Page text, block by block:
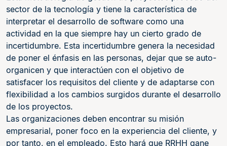
sector de la tecnología y tiene la característica de
interpretar el desarrollo de software como una
actividad en la que siempre hay un cierto grado de
incertidumbre. Esta incertidumbre genera la necesidad
de poner el énfasis en las personas, dejar que se auto-
organicen y que interactúen con el objetivo de
satisfacer los requisitos del cliente y de adaptarse con
flexibilidad a los cambios surgidos durante el desarrollo
de los proyectos.
Las organizaciones deben encontrar su misión
empresarial, poner foco en la experiencia del cliente, y
por tanto, en el empleado. Esto hará que RRHH gane